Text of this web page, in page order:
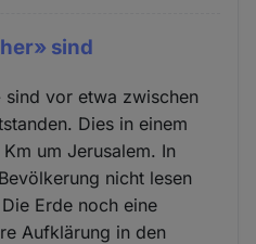
sind
sind vor etwa zwischen
Dies in einem
um Jerusalem. In
nicht lesen
Erde noch eine
Aufklärung in den